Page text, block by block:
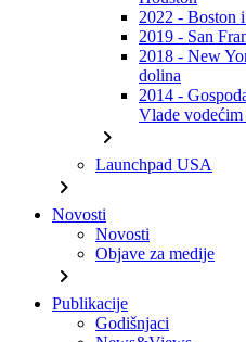
2022 - Boston
2019 - San
2018 - New
dolina
2014 -
Vlade
chevron_right
Launchpad USA
chevron_right
Novosti
Novosti
Objave za medije
chevron_right
Publikacije
Godišnjaci